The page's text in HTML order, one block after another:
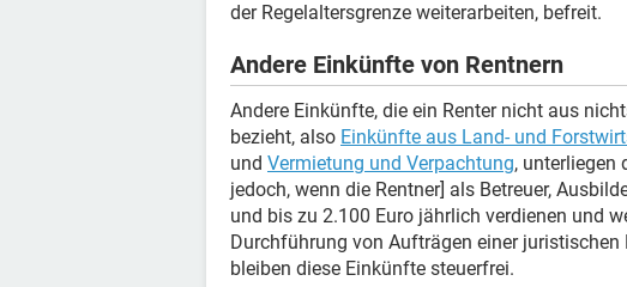
der Regelaltersgrenze weiterarbeiten, befreit.
Andere Einkünfte von Rentnern
Andere Einkünfte, die ein Renter nicht aus
bezieht, also Einkünfte aus Land- und
und Vermietung und Verpachtung, unterliegen
jedoch, wenn die Rentner] als Betreuer,
und bis zu 2.100 Euro jährlich verdienen und
Durchführung von Aufträgen einer juristischen
bleiben diese Einkünfte steuerfrei.